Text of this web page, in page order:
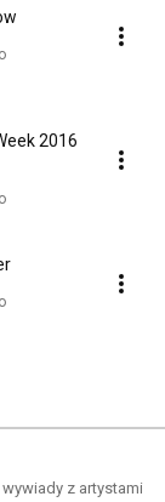
2016
z artystami